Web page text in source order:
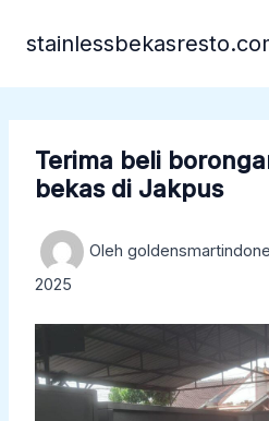
Terima beli
bekas di Jakpus
Oleh
2025